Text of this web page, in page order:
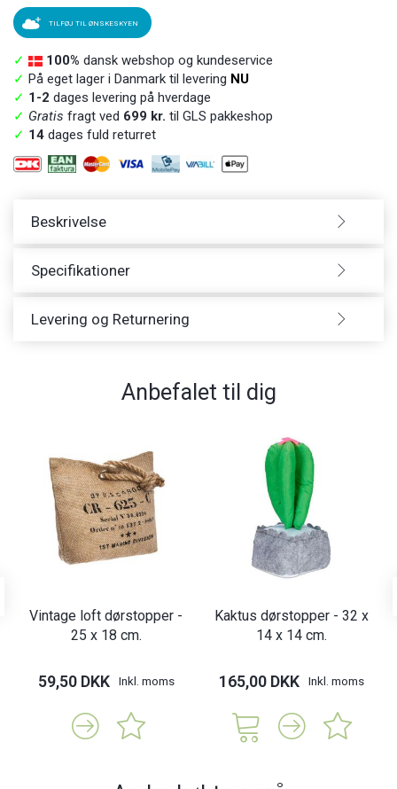
TILFØJ TIL ØNSKESKYEN
✓ 100% dansk webshop og kundeservice
✓ På eget lager i Danmark til levering NU
✓ 1-2 dages levering på hverdage
✓ Gratis fragt ved 699 kr. til GLS pakkeshop
✓ 14 dages fuld returret
Beskrivelse
Specifikationer
Levering og Returnering
Anbefalet til dig
Vintage loft dørstopper -
25 x 18 cm.
59,50 DKK Inkl. moms
Kaktus dørstopper - 32 x
14 x 14 cm.
165,00 DKK Inkl. moms